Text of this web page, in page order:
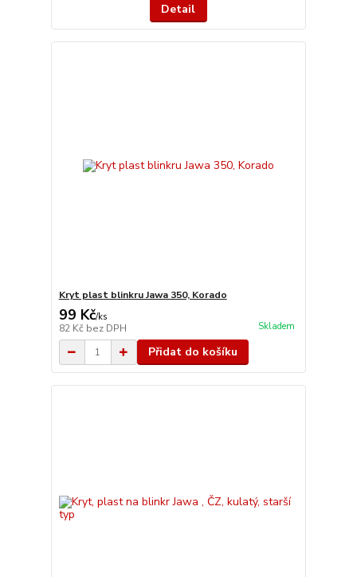
Detail
Kryt plast blinkru Jawa 350, Korado
99 Kč/ks
82 Kč bez DPH Skladem
Přidat do košíku